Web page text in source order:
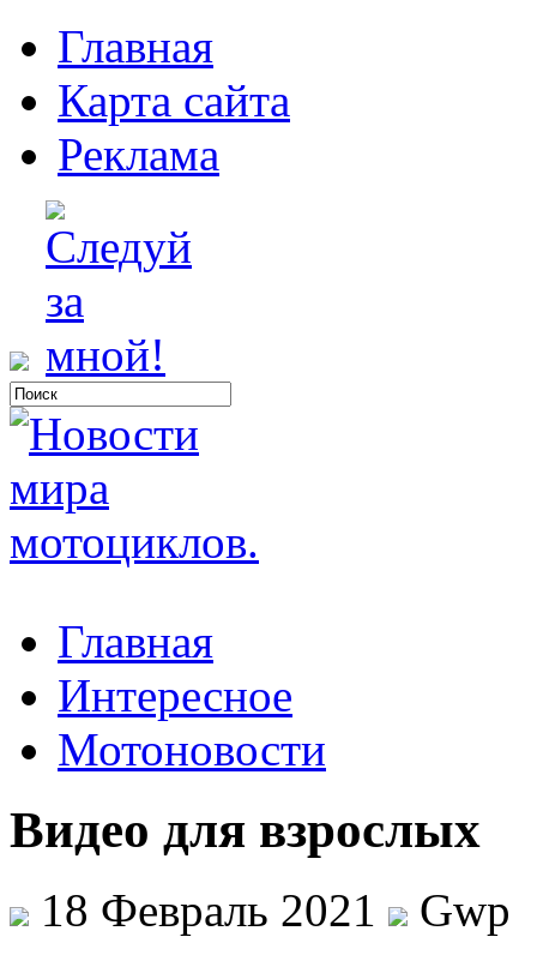
Главная
Карта сайта
Реклама
Главная
Интересное
Мотоновости
Видео для взрослых
18 Февраль 2021
Gwp